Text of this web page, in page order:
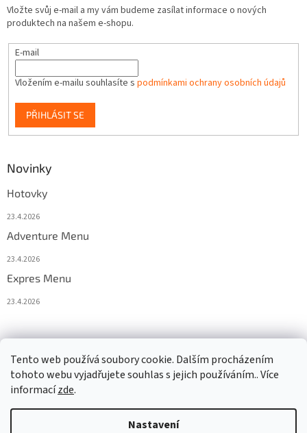
Tento web používá soubory cookie. Dalším procházením
tohoto webu vyjadřujete souhlas s jejich používáním.. Více
informacízde.
Nastavení
Vložte svůj e-mail a my vám budeme zasílat informace o nových
produktech na našem e-shopu.
E-mail
Vložením e-mailu souhlasíte s podmínkami ochrany osobních údajů
PŘIHLÁSIT SE
Novinky
Hotovky
23.4.2026
Adventure Menu
23.4.2026
Expres Menu
23.4.2026